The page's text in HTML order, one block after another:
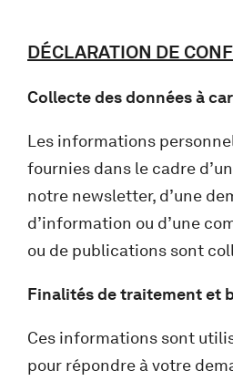
DÉCLARATION DE
Collecte des données à
Les informations
fournies dans le cadre
notre newsletter, d’une
d’information ou d’une
ou de publications sont
Finalités de traitement et
Ces informations sont
pour répondre à votre